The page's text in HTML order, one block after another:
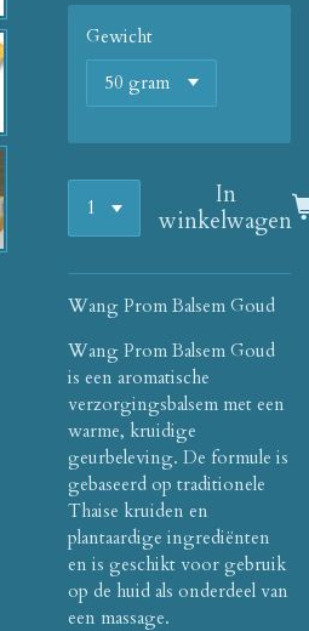
Gewicht
In
winkelwagen
Wang Prom Balsem Goud
Wang Prom Balsem Goud
is een aromatische
verzorgingsbalsem met een
warme, kruidige
geurbeleving. De formule is
gebaseerd op traditionele
Thaise kruiden en
plantaardige ingrediënten
en is geschikt voor gebruik
op de huid als onderdeel van
een massage.